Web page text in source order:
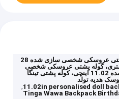
کوله پشتی عروسکی شخصی سازی شده 28
کوله پشتی عروسکی شخصی
سازی شده 11.02 اینچی، کوله پشتی تینگا
هدیه تولد
11.02in personalised doll
,
Tinga Wawa Backpack